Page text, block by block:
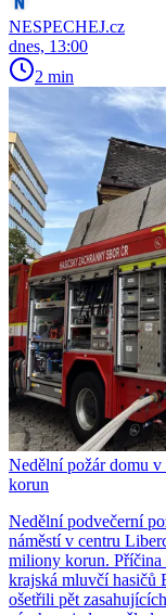
NESPECHEJ.cz
dnes, 13:00
2 min
Nedělní požár domu
korun
Nedělní podvečerní
náměstí v centru
miliony korun. Příčina
krajská mluvčí hasičů
ošetřili pět